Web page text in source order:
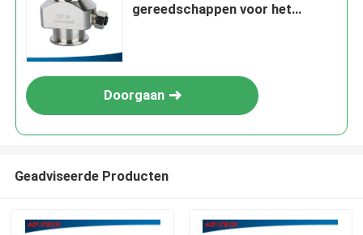
gereedschappen voor het
Doorgaan
Geadviseerde Producten